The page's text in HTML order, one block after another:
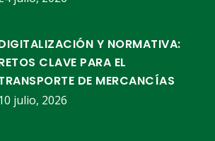
Y NORMATIVA:
CLAVE PARA EL
DE MERCANCÍAS
10 julio, 2026